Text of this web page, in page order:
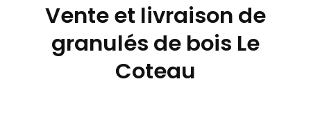
Vente et livraison de
granulés de bois Le
Coteau